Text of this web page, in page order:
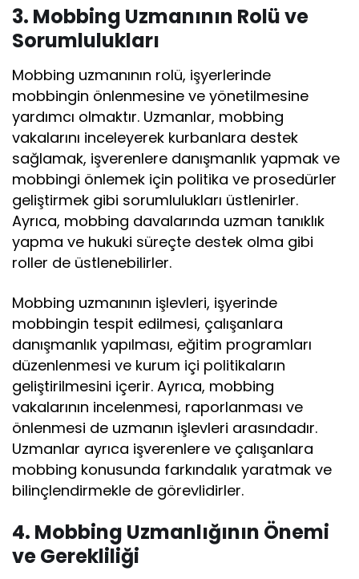
3. Mobbing Uzmanının Rolü ve
Sorumlulukları
Mobbing uzmanının rolü, işyerlerinde
mobbingin önlenmesine ve yönetilmesine
yardımcı olmaktır. Uzmanlar, mobbing
vakalarını inceleyerek kurbanlara destek
sağlamak, işverenlere danışmanlık yapmak ve
mobbingi önlemek için politika ve prosedürler
geliştirmek gibi sorumlulukları üstlenirler.
Ayrıca, mobbing davalarında uzman tanıklık
yapma ve hukuki süreçte destek olma gibi
roller de üstlenebilirler.
Mobbing uzmanının işlevleri, işyerinde
mobbingin tespit edilmesi, çalışanlara
danışmanlık yapılması, eğitim programları
düzenlenmesi ve kurum içi politikaların
geliştirilmesini içerir. Ayrıca, mobbing
vakalarının incelenmesi, raporlanması ve
önlenmesi de uzmanın işlevleri arasındadır.
Uzmanlar ayrıca işverenlere ve çalışanlara
mobbing konusunda farkındalık yaratmak ve
bilinçlendirmekle de görevlidirler.
4. Mobbing Uzmanlığının Önemi
ve Gerekliliği